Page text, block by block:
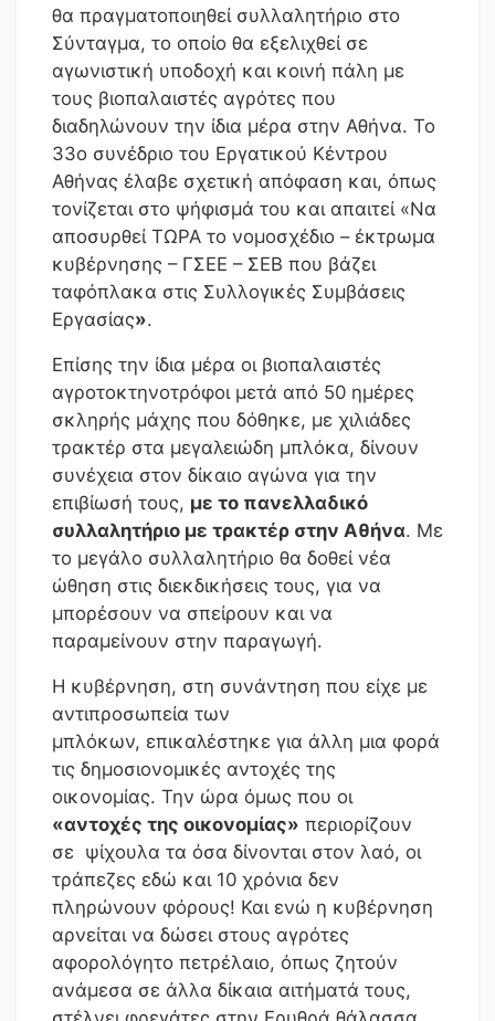
θα πραγματοποιηθεί συλλαλητήριο στο
Σύνταγμα, το οποίο θα εξελιχθεί σε
αγωνιστική υποδοχή και κοινή πάλη με
τους βιοπαλαιστές αγρότες που
διαδηλώνουν την ίδια μέρα στην Αθήνα. Το
33ο συνέδριο του Εργατικού Κέντρου
Αθήνας έλαβε σχετική απόφαση και, όπως
τονίζεται στο ψήφισμά του και απαιτεί «Να
αποσυρθεί ΤΩΡΑ το νομοσχέδιο – έκτρωμα
κυβέρνησης – ΓΣΕΕ – ΣΕΒ που βάζει
ταφόπλακα στις Συλλογικές Συμβάσεις
Εργασίας».
Επίσης την ίδια μέρα οι βιοπαλαιστές
αγροτοκτηνοτρόφοι μετά από 50 ημέρες
σκληρής μάχης που δόθηκε, με χιλιάδες
τρακτέρ στα μεγαλειώδη μπλόκα, δίνουν
συνέχεια στον δίκαιο αγώνα για την
επιβίωσή τους, με το πανελλαδικό
συλλαλητήριο με τρακτέρ στην Αθήνα. Με
το μεγάλο συλλαλητήριο θα δοθεί νέα
ώθηση στις διεκδικήσεις τους, για να
μπορέσουν να σπείρουν και να
παραμείνουν στην παραγωγή.
Η κυβέρνηση, στη συνάντηση που είχε με
αντιπροσωπεία των
μπλόκων, επικαλέστηκε για άλλη μια φορά
τις δημοσιονομικές αντοχές της
οικονομίας. Την ώρα όμως που οι
«αντοχές της οικονομίας» περιορίζουν
σε ψίχουλα τα όσα δίνονται στον λαό, οι
τράπεζες εδώ και 10 χρόνια δεν
πληρώνουν φόρους! Και ενώ η κυβέρνηση
αρνείται να δώσει στους αγρότες
αφορολόγητο πετρέλαιο, όπως ζητούν
ανάμεσα σε άλλα δίκαια αιτήματά τους,